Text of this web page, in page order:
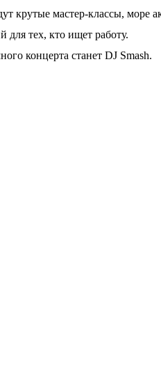
крутые мастер-классы, море
для тех, кто ищет работу.
концерта станет DJ Smash.